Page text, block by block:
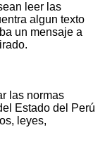
leer las
algun texto
un mensaje a
las normas
Estado del Perú
leyes,